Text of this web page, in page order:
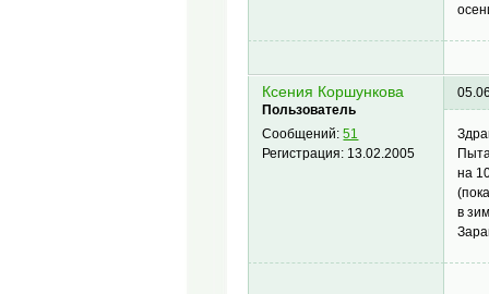
Ксения Коршункова
Пользователь
Сообщений:51
Регистрация: 13.02.2005
на
в